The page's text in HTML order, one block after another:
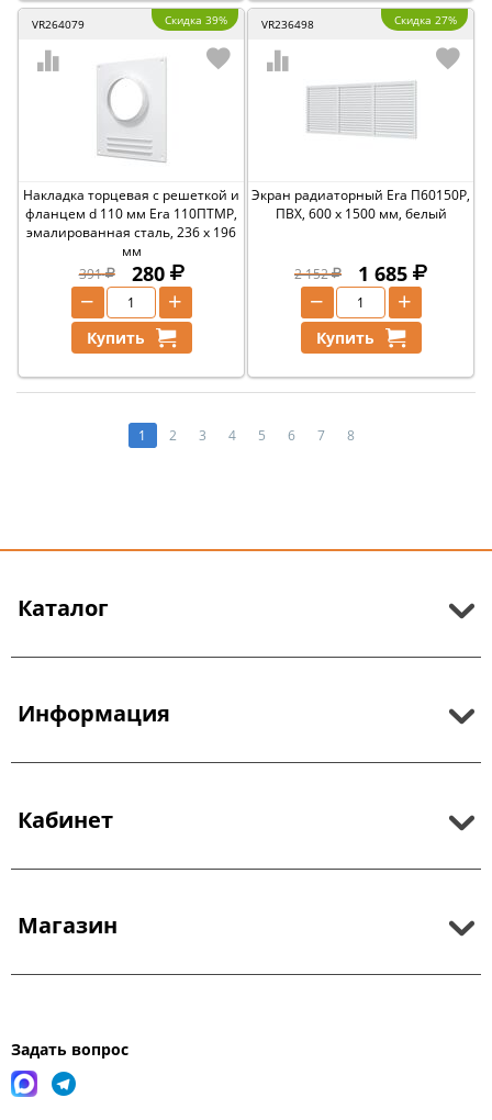
VR264079 Скидка 39%
Накладка торцевая с решеткой и
фланцем d 110 мм Era 110ПТМР,
эмалированная сталь, 236 x 196
мм
391
280
+
−
Купить
VR236498 Скидка 27%
Экран радиаторный Era П60150Р,
ПВХ, 600 x 1500 мм, белый
2 152 1 685
+
−
Купить
1 2 3 4 5 6 7 8
Каталог
Информация
Кабинет
Магазин
Задать вопрос